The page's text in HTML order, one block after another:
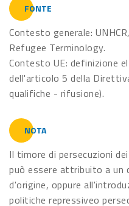
FONTE
Contesto generale:
Refugee Terminology.
Contesto UE: definizione
dell'articolo 5 della
qualifiche - rifusione).
NOTA
Il timore di persecuzioni
può essere attribuito a un
d'origine, oppure
politiche repressiveo